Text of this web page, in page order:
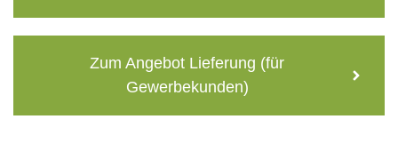
Zum Angebot Lieferung (für
Gewerbekunden)